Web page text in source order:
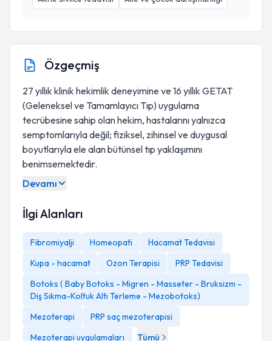
Özgeçmiş
27 yıllık klinik hekimlik deneyimine ve 16 yıllık GETAT
(Geleneksel ve Tamamlayıcı Tıp) uygulama
tecrübesine sahip olan hekim, hastalarını yalnızca
semptomlarıyla değil; fiziksel, zihinsel ve duygusal
boyutlarıyla ele alan bütünsel tıp yaklaşımını
benimsemektedir.
Devamı
İlgi Alanları
Fibromiyalji Homeopati
Hacamat Tedavisi
Kupa - hacamat
Ozon Terapisi
PRP Tedavisi
Botoks ( Baby Botoks - Migren - Masseter - Bruksizm -
Diş Sıkma-Koltuk Altı Terleme - Mezobotoks)
Mezoterapi
PRP saç mezoterapisi
Mezoterapi uygulamaları
Tümü